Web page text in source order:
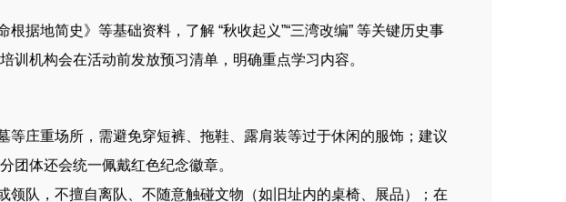
地简史》等基础资料，了解 “秋收起义”“三湾改编” 等关键历史事
机构会在活动前发放预习清单，明确重点学习内容。
庄重场所，需避免穿短裤、拖鞋、露肩装等过于休闲的服饰；建议
团体还会统一佩戴红色纪念徽章。
队，不擅自离队、不随意触碰文物（如旧址内的桌椅、展品）；在